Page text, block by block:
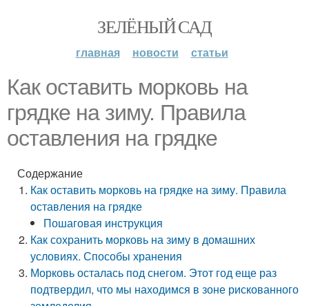
ЗЕЛЁНЫЙ САД
главная новости статьи
Как оставить морковь на
грядке на зиму. Правила
оставления на грядке
Содержание
Как оставить морковь на грядке на зиму. Правила
оставления на грядке
Пошаговая инструкция
Как сохранить морковь на зиму в домашних
условиях. Способы хранения
Морковь осталась под снегом. Этот год еще раз
подтвердил, что мы находимся в зоне рискованного